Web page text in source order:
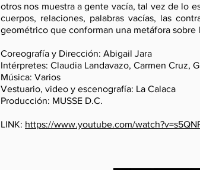
otros nos muestra a gente vacía, tal vez de lo
cuerpos, relaciones, palabras vacías, las
geométrico que conforman una metáfora sobre
Coreografía y Dirección: Abigail Jara
Intérpretes: Claudia Landavazo, Carmen Cruz,
Música: Varios
Vestuario, video y escenografía: La Calaca
Producción: MUSSE D.C.
LINK: https://www.youtube.com/